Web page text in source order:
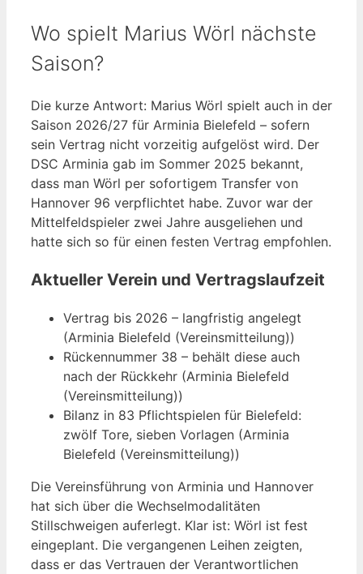
Wo spielt Marius Wörl nächste
Saison?
Die kurze Antwort: Marius Wörl spielt auch in der
Saison 2026/27 für Arminia Bielefeld – sofern
sein Vertrag nicht vorzeitig aufgelöst wird. Der
DSC Arminia gab im Sommer 2025 bekannt,
dass man Wörl per sofortigem Transfer von
Hannover 96 verpflichtet habe. Zuvor war der
Mittelfeldspieler zwei Jahre ausgeliehen und
hatte sich so für einen festen Vertrag empfohlen.
Aktueller Verein und Vertragslaufzeit
Vertrag bis 2026 – langfristig angelegt
(Arminia Bielefeld (Vereinsmitteilung))
Rückennummer 38 – behält diese auch
nach der Rückkehr (Arminia Bielefeld
(Vereinsmitteilung))
Bilanz in 83 Pflichtspielen für Bielefeld:
zwölf Tore, sieben Vorlagen (Arminia
Bielefeld (Vereinsmitteilung))
Die Vereinsführung von Arminia und Hannover
hat sich über die Wechselmodalitäten
Stillschweigen auferlegt. Klar ist: Wörl ist fest
eingeplant. Die vergangenen Leihen zeigten,
dass er das Vertrauen der Verantwortlichen